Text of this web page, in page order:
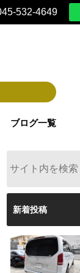
532-4649
ブログ一覧
新着投稿